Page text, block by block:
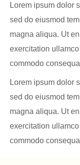
Lorem ipsum dolor
sed do eiusmod
magna aliqua. Ut
exercitation
commodo
Lorem ipsum dolor
sed do eiusmod
magna aliqua. Ut
exercitation
commodo